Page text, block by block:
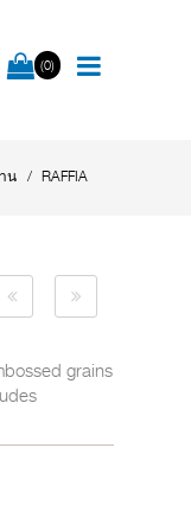
(0)
น RAFFIA
grains